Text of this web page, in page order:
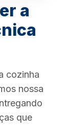
a
cozinha
nossa
que